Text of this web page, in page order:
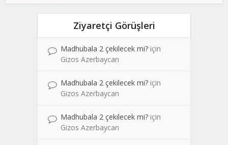
Ziyaretçi Görüşleri
Madhubala 2 çekilecek mi? için
Gizos Azerbaycan
Madhubala 2 çekilecek mi? için
Gizos Azerbaycan
Madhubala 2 çekilecek mi? için
Gizos Azerbaycan